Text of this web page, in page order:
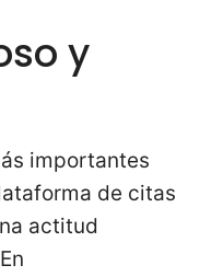
y
importantes
de citas
actitud